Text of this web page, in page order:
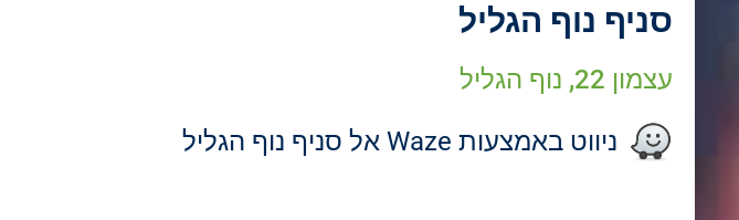
סניף נוף הגליל
עצמון 22, נוף הגליל
ניווט באמצעות Waze אל סניף נוף הגליל